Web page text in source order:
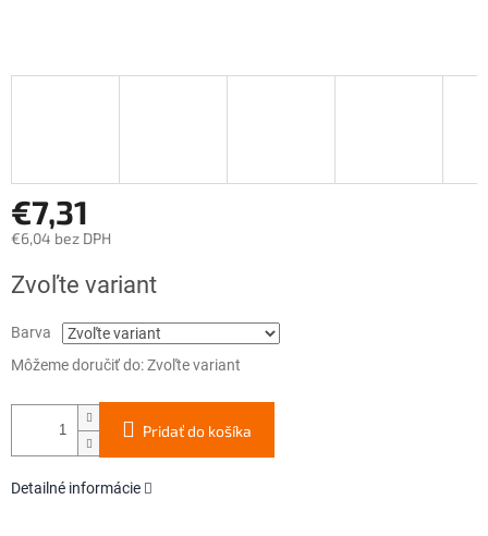
€7,31
€6,04 bez DPH
cena:
Zvoľte variant
Barva
Môžeme doručiť do:Zvoľte variant
Pridať do košíka
Detailné informácie